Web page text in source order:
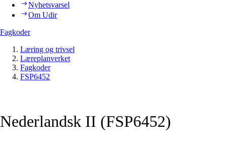
Nyhetsvarsel
Om Udir
Fagkoder
Læring og trivsel
Læreplanverket
Fagkoder
FSP6452
Nederlandsk II (FSP6452)